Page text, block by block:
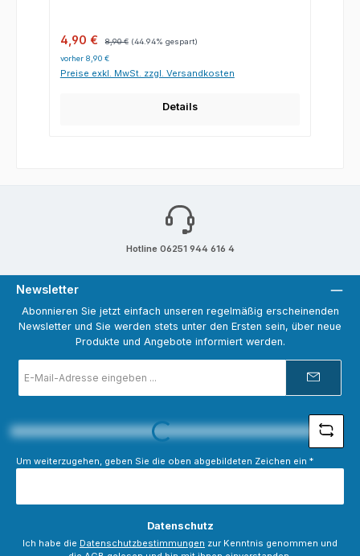
Verkaufspreis:
4,90 € 8,90 € (44.94% gespart)
vorher 8,90 €
Preise exkl. MwSt. zzgl. Versandkosten
Details
Hotline 06251 944 616 4
Newsletter
Abonnieren Sie jetzt einfach unseren regelmäßig erscheinenden
Newsletter und Sie werden stets unter den Ersten sein, über neue
Produkte und Angebote informiert werden.
Mail-
Adresse
Loading...
Um weiterzugehen, geben Sie die oben abgebildeten Zeichen ein *
Datenschutz
Ich habe die Datenschutzbestimmungen zur Kenntnis genommen und